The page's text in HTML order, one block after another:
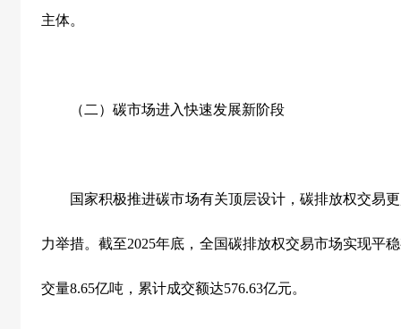
主体。
（二）碳市场进入快速发展新阶段
国家积极推进碳市场有关顶层设计，碳排放权交易更
力举措。截至2025年底，全国碳排放权交易市场实现平
交量8.65亿吨，累计成交额达576.63亿元。